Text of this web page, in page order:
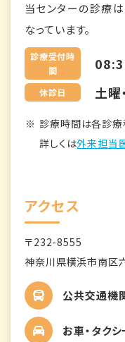
当センターの診療
なっています。
診療受付時
間
休診日 土曜
診療時間は各診療
詳しくは外来担当
アクセス
〒232-8555
神奈川県横浜市南区
公共交通機
お車・タク